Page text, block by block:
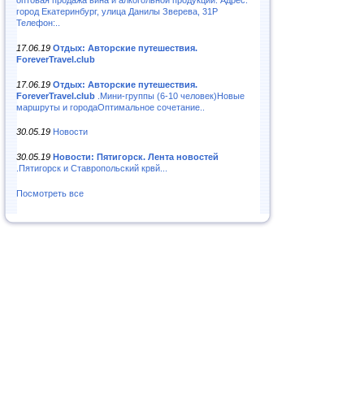
город Екатеринбург, улица Данилы Зверева, 31Р
Телефон:..
17.06.19 Отдых: Авторские путешествия.
ForeverTravel.club
17.06.19 Отдых: Авторские путешествия.
ForeverTravel.club .Мини-группы (6-10 человек)Новые
маршруты и городаОптимальное сочетание..
30.05.19 Новости
30.05.19 Новости: Пятигорск. Лента новостей
.Пятигорск и Ставропольский крвй...
Посмотреть все